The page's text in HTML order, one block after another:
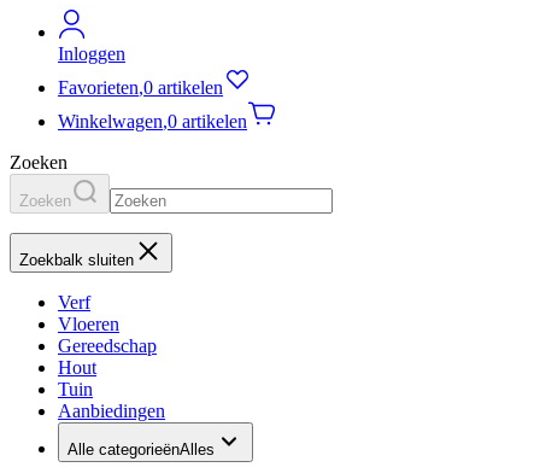
Inloggen
Favorieten,0 artikelen
Winkelwagen,0 artikelen
Zoeken
Zoeken
Zoekbalk sluiten
Verf
Vloeren
Gereedschap
Hout
Tuin
Aanbiedingen
Alle categorieënAlles